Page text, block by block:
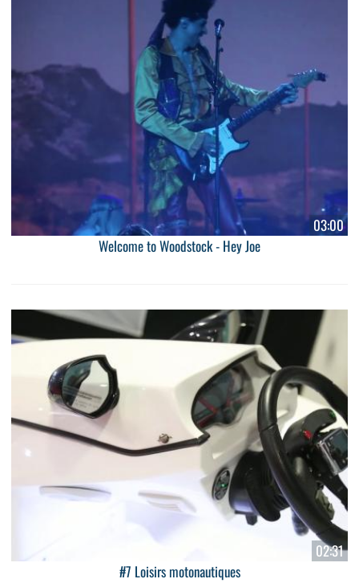
03:00
Welcome to Woodstock - Hey Joe
02:31
#7 Loisirs motonautiques